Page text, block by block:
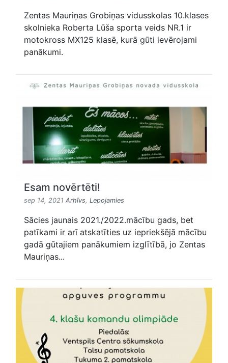
Zentas Mauriņas Grobiņas vidusskolas 10.klases
skolnieka Roberta Lūša sporta veids NR.1 ir
motokross MX125 klasē, kurā gūti ievērojami
panākumi.
Esam novērtēti!
sep 14, 2021 Arhīvs, Lepojamies
Sācies jaunais 2021./2022.mācību gads, bet
patīkami ir arī atskatīties uz iepriekšējā mācību
gadā gūtajiem panākumiem izglītībā, jo Zentas
Mauriņas...